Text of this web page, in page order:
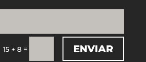
15 + 8 = ENVIAR